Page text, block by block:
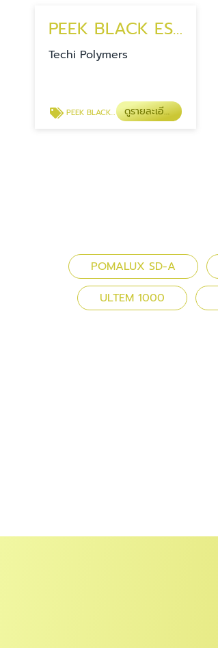
PEEK BLACK ESD
Techi Polymers
PEEK BLACK ESD ดูรายละเอียด
POMALUX SD-A
ULTEM 1000